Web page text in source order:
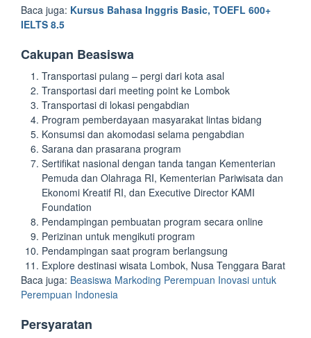
Baca juga: Kursus Bahasa Inggris Basic, TOEFL 600+
IELTS 8.5
Cakupan Beasiswa
Transportasi pulang – pergi dari kota asal
Transportasi dari meeting point ke Lombok
Transportasi di lokasi pengabdian
Program pemberdayaan masyarakat lintas bidang
Konsumsi dan akomodasi selama pengabdian
Sarana dan prasarana program
Sertifikat nasional dengan tanda tangan Kementerian
Pemuda dan Olahraga RI, Kementerian Pariwisata dan
Ekonomi Kreatif RI, dan Executive Director KAMI
Foundation
Pendampingan pembuatan program secara online
Perizinan untuk mengikuti program
Pendampingan saat program berlangsung
Explore destinasi wisata Lombok, Nusa Tenggara Barat
Baca juga: Beasiswa Markoding Perempuan Inovasi untuk
Perempuan Indonesia
Persyaratan